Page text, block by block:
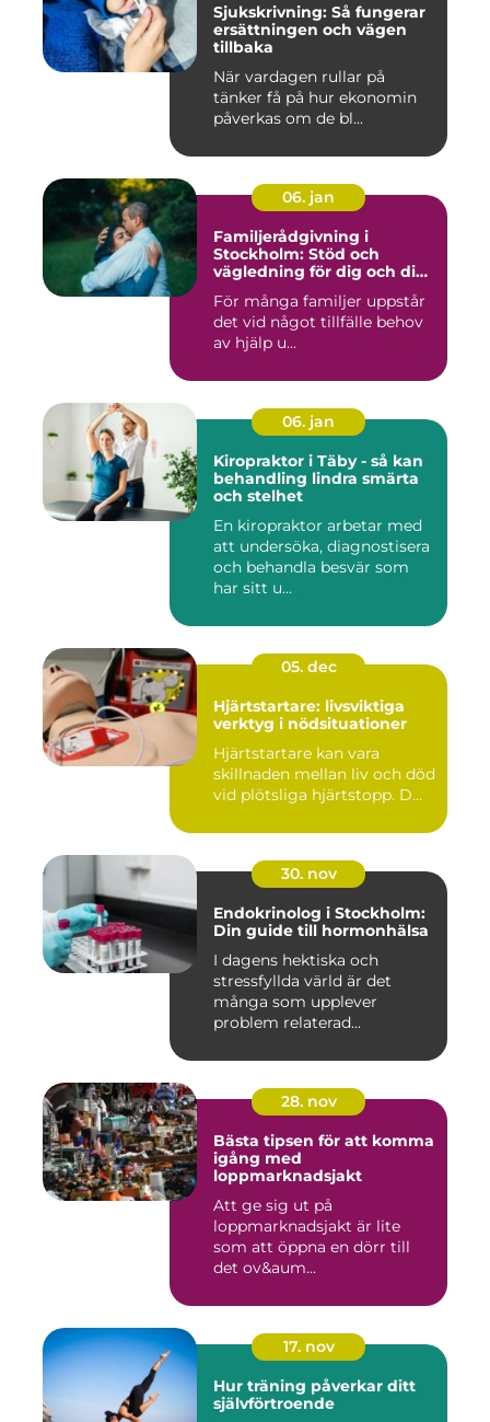
Sjukskrivning: Så fungerar
ersättningen och vägen
tillbaka
När vardagen rullar på
tänker få på hur ekonomin
påverkas om de bl...
06. jan
Familjerådgivning i
Stockholm: Stöd och
vägledning för dig och din
För många familjer uppstår
det vid något tillfälle behov
av hjälp u...
06. jan
Kiropraktor i Täby - så kan
behandling lindra smärta
och stelhet
En kiropraktor arbetar med
att undersöka, diagnostisera
och behandla besvär som
har sitt u...
05. dec
Hjärtstartare: livsviktiga
verktyg i nödsituationer
Hjärtstartare kan vara
skillnaden mellan liv och död
vid plötsliga hjärtstopp. D...
30. nov
Endokrinolog i Stockholm:
Din guide till hormonhälsa
I dagens hektiska och
stressfyllda värld är det
många som upplever
problem relaterad...
28. nov
Bästa tipsen för att komma
igång med
loppmarknadsjakt
Att ge sig ut på
loppmarknadsjakt är lite
som att öppna en dörr till
det ov&aum...
17. nov
Hur träning påverkar ditt
självförtroende